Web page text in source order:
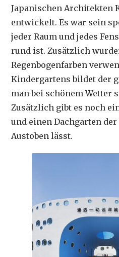
Japanischen Architekten
entwickelt. Es war sein
jeder Raum und jedes
rund ist. Zusätzlich
Regenbogenfarben
Kindergartens bildet der
man bei schönem Wetter
Zusätzlich gibt es noch
und einen Dachgarten
Austoben lässt.